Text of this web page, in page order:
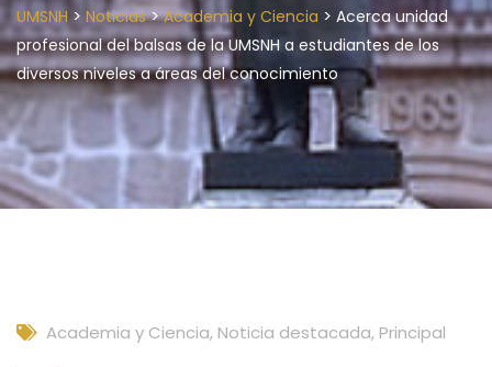
UMSNH > Noticias>Academia y Ciencia > Acerca unidad
profesional del balsas de la UMSNH a estudiantes de los
diversos niveles a áreas del conocimiento
Academia y Ciencia, Noticia destacada, Principal